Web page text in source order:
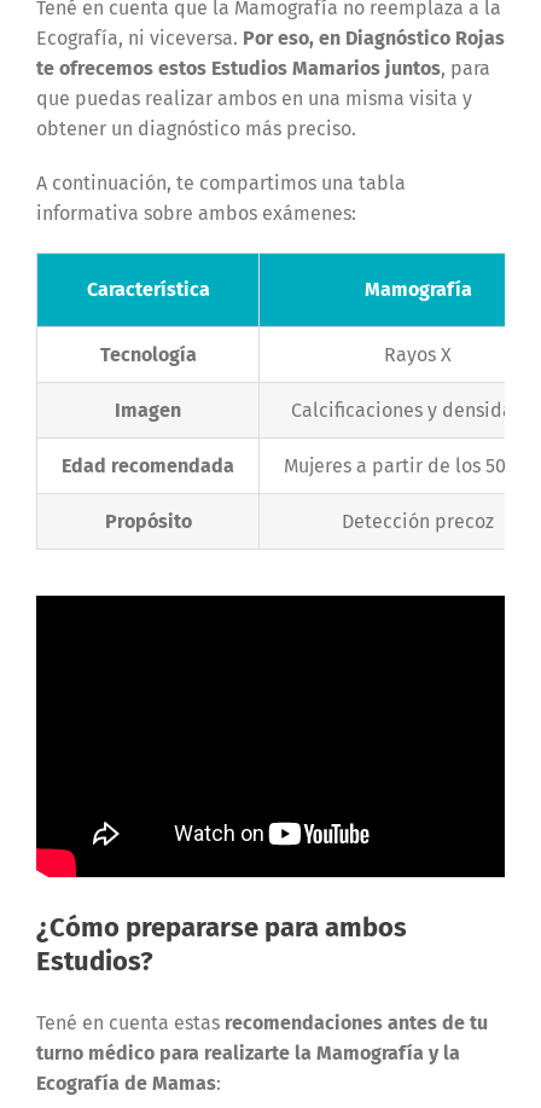
Tené en cuenta que la Mamografía no reemplaza a la
Ecografía, ni viceversa. Por eso, en Diagnóstico Rojas
te ofrecemos estos Estudios Mamarios juntos, para
que puedas realizar ambos en una misma visita y
obtener un diagnóstico más preciso.
A continuación, te compartimos una tabla
informativa sobre ambos exámenes:
Característica Mamografía
Tecnología Rayos X
Imagen Calcificaciones y
Edad recomendada Mujeres a partir de los 50
Propósito Detección precoz
¿Cómo prepararse para ambos
Estudios?
Tené en cuenta estas recomendaciones antes de tu
turno médico para realizarte la Mamografía y la
Ecografía de Mamas: